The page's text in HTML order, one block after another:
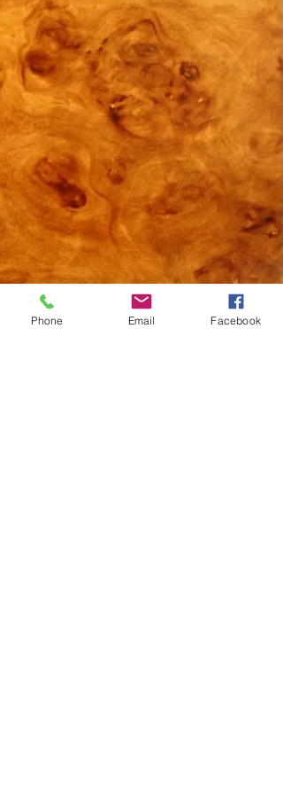
Phone Email Facebook